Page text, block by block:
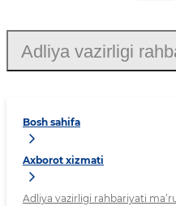
Bosh sahifa
Axborot xizmati
Adliya vazirligi rahbariyati
Adliya vazirligi